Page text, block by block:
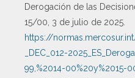
Derogación de las
15/00, 3 de julio de 2025.
https://
_DEC_012-
99,%2014-00%20y%2015-